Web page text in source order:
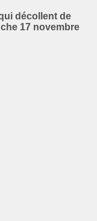
décollent de
17 novembre